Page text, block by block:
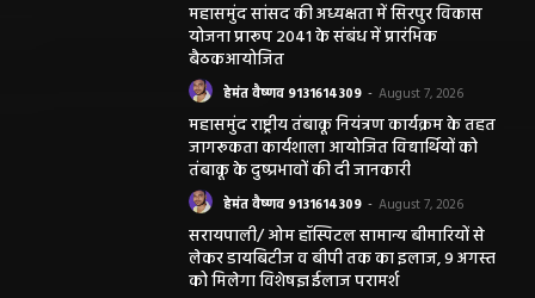
महासमुंद सांसद की अध्यक्षता में सिरपुर विकास
योजना प्रारूप 2041 के संबंध में प्रारंभिक
बैठकआयोजित
हेमंत वैष्णव 9131614309 - August 7, 2026
महासमुंद राष्ट्रीय तंबाकू नियंत्रण कार्यक्रम के तहत
जागरूकता कार्यशाला आयोजित विद्यार्थियों को
तंबाकू के दुष्प्रभावों की दी जानकारी
हेमंत वैष्णव 9131614309 - August 7, 2026
सरायपाली/ ओम हॉस्पिटल सामान्य बीमारियों से
लेकर डायबिटीज व बीपी तक का इलाज, 9 अगस्त
को मिलेगा विशेषज्ञ ईलाज परामर्श